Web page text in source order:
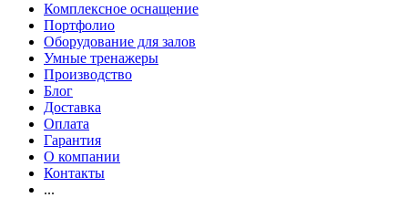
Комплексное оснащение
Портфолио
Оборудование для залов
Умные тренажеры
Производство
Блог
Доставка
Оплата
Гарантия
О компании
Контакты
...